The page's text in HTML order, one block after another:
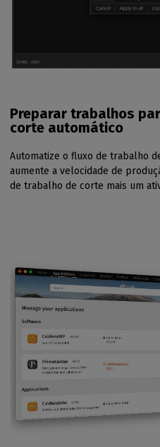
Preparar trabalhos
corte automático
Automatize o fluxo de trabalho
aumente a velocidade de
de trabalho de corte mais um